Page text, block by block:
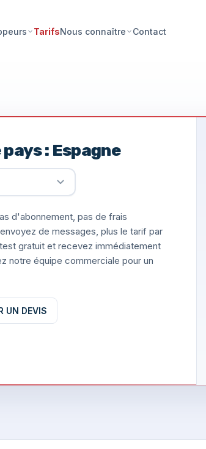
TarifsNous connaître Contact
: Espagne
d'abonnement, pas de frais
de messages, plus le tarif par
gratuit et recevez immédiatement
notre équipe commerciale pour un
UN DEVIS